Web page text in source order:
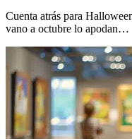
Cuenta atrás para
vano a octubre lo apodan…